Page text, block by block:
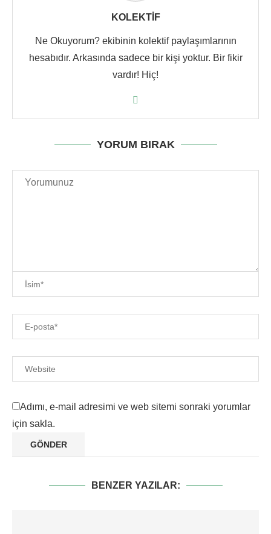
KOLEKTIF
Ne Okuyorum? ekibinin kolektif paylaşımlarının
hesabıdır. Arkasında sadece bir kişi yoktur. Bir fikir
vardır! Hiç!
YORUM BIRAK
Adımı, e-mail adresimi ve web sitemi sonraki yorumlar
için sakla.
BENZER YAZILAR: